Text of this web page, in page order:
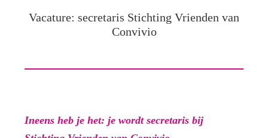
Vacature: secretaris Stichting Vrienden van
Convivio
Ineens heb je het: je wordt secretaris bij